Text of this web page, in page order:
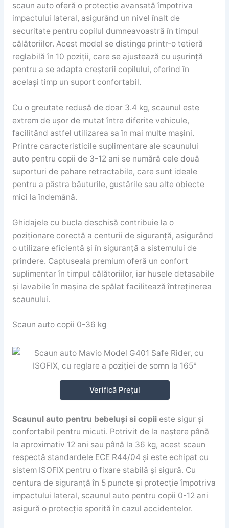
scaun auto oferă o protecție avansată împotriva
impactului lateral, asigurând un nivel înalt de
securitate pentru copilul dumneavoastră în timpul
călătoriilor. Acest model se distinge printr-o tetieră
reglabilă în 10 poziții, care se ajustează cu ușurință
pentru a se adapta creșterii copilului, oferind în
același timp un suport confortabil.
Cu o greutate redusă de doar 3.4 kg, scaunul este
extrem de ușor de mutat între diferite vehicule,
facilitând astfel utilizarea sa în mai multe mașini.
Printre caracteristicile suplimentare ale scaunului
auto pentru copii de 3-12 ani se numără cele două
suporturi de pahare retractabile, care sunt ideale
pentru a păstra băuturile, gustările sau alte obiecte
mici la îndemână.
Ghidajele cu bucla deschisă contribuie la o
poziționare corectă a centurii de siguranță, asigurând
o utilizare eficientă și în siguranță a sistemului de
prindere. Captuseala premium oferă un confort
suplimentar în timpul călătoriilor, iar husele detasabile
și lavabile în mașina de spălat facilitează întreținerea
scaunului.
Scaun auto copii 0-36 kg
Verifică Prețul
Scaunul auto pentru bebeluși si copii este sigur și
confortabil pentru micuti. Potrivit de la naștere până
la aproximativ 12 ani sau până la 36 kg, acest scaun
respectă standardele ECE R44/04 și este echipat cu
sistem ISOFIX pentru o fixare stabilă și sigură. Cu
centura de siguranță în 5 puncte și protecție împotriva
impactului lateral, scaunul auto pentru copii 0-12 ani
asigură o protecție sporită în cazul accidentelor.